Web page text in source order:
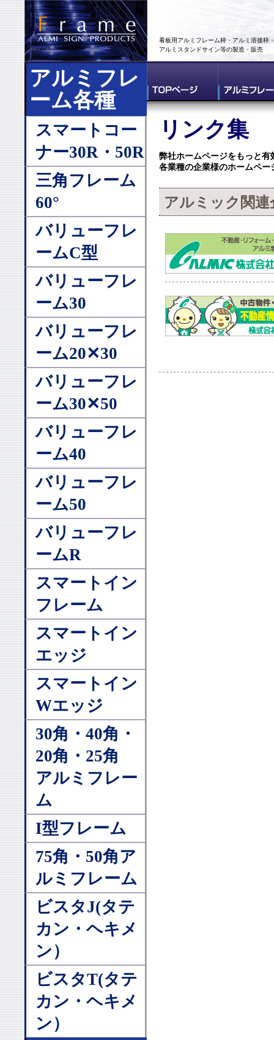
看板用アルミフレーム枠・アルミ溶接枠
アルミスタンドサイン等の製造・販売
アルミフレ
ーム各種
スマートコー
ナー30R・50R
三角フレーム
60°
バリューフレ
ームC型
バリューフレ
ーム30
バリューフレ
ーム20✕30
バリューフレ
ーム30✕50
バリューフレ
ーム40
バリューフレ
ーム50
バリューフレ
ームR
スマートイン
フレーム
スマートイン
エッジ
スマートイン
Wエッジ
30角・40角・
20角・25角
アルミフレー
ム
I型フレーム
75角・50角ア
ルミフレーム
ビスタJ(タテ
カン・ヘキメ
ン）
ビスタT(タテ
カン・ヘキメ
ン）
リンク集
弊社ホームページをもっと
各業種の企業様のホームペ
アルミック関連